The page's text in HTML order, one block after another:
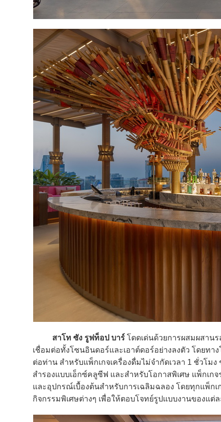
สาโท ซัง รูฟท็อป บาร์ โดดเด่นด้วยการผสมผสาน
เชื่อมต่อทั้งโซนอินดอร์และเอาต์ดอร์อย่างลงตัว โดยทา
ต่อท่าน สำหรับแพ็กเกจเครื่องดื่มไม่จำกัดเวลา 1 ชั่วโ
สำรองแบบเอ็กซ์คลูซีฟ และสำหรับโอกาสพิเศษ แพ็กเก
และอุปกรณ์เบื้องต้นสำหรับการเฉลิมฉลอง โดยทุกแพ็กเ
กิจกรรมพิเศษต่างๆ เพื่อให้ตอบโจทย์รูปแบบงานของแต่